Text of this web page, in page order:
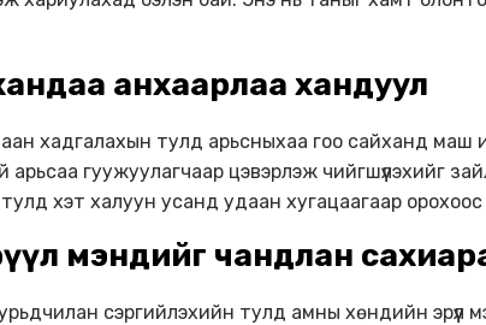
анхаарлаа хандуул
хадгалахын тулд арьсныхаа гоо сайханд маш
гуужуулагчаар цэвэрлэж чийгшүүлэхийг
хэт халуун усанд удаан хугацаагаар орохоос
мэндийг чандлан
сэргийлэхийн тулд амны хөндийн